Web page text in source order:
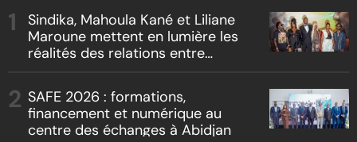
Sindika, Mahoula Kané et Liliane
Maroune mettent en lumière les
réalités des relations entre
« Boss vs Boss »
SAFE 2026 : formations,
financement et numérique au
centre des échanges à Abidjan